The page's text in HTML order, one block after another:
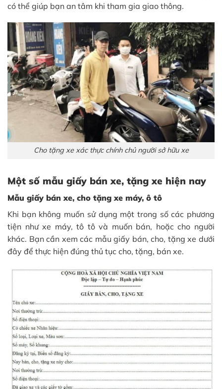
có thể giúp bạn an tâm khi tham gia giao thông.
Cho tặng xe xác thực chính chủ người sở hữu xe
Một số mẫu giấy bán xe, tặng xe hiện nay
Mẫu giấy bán xe, cho tặng xe máy, ô tô
Khi bạn không muốn sử dụng một trong số các phương
tiện như xe máy, tô tô và muốn bán, hoặc cho người
khác. Bạn cần xem các mẫu giấy bán, cho, tặng xe dưới
đây để thực hiện đúng thủ tục cho, tặng, bán xe.